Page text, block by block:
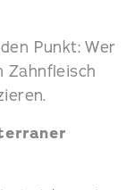
Punkt: Wer
Zahnfleisch